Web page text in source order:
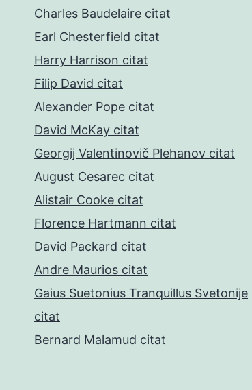
Charles Baudelaire citat
Earl Chesterfield citat
Harry Harrison citat
Filip David citat
Alexander Pope citat
David McKay citat
Georgij Valentinovič Plehanov citat
August Cesarec citat
Alistair Cooke citat
Florence Hartmann citat
David Packard citat
Andre Maurios citat
Gaius Suetonius Tranquillus Svetonije
citat
Bernard Malamud citat